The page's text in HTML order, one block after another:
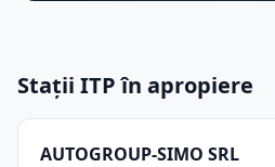
Stații ITP în apropiere
AUTOGROUP-SIMO SRL